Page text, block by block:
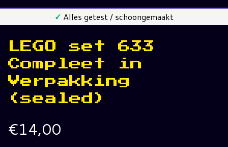
✓ Alles getest / schoongemaakt
LEGO set 633
Compleet in
Verpakking
(sealed)
€14,00